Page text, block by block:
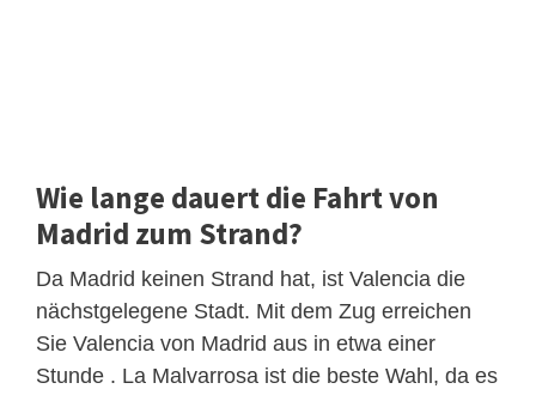
Wie lange dauert die Fahrt von
Madrid zum Strand?
Da Madrid keinen Strand hat, ist Valencia die
nächstgelegene Stadt. Mit dem Zug erreichen
Sie Valencia von Madrid aus in etwa einer
Stunde . La Malvarrosa ist die beste Wahl, da es